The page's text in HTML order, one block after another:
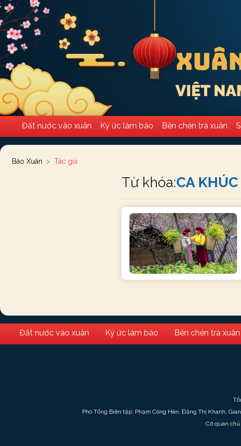
Đất nước vào xuân Ký ức làm báo Bên chén trà xuân
Báo Xuân Tác giả
Từ khóa:CA
Đất nước vào xuân Ký ức làm báo Bên chén trà xuân
Phó Tổng Biên tập: Phạm Công Hân, Đặng Thị Khanh,
Cơ quan